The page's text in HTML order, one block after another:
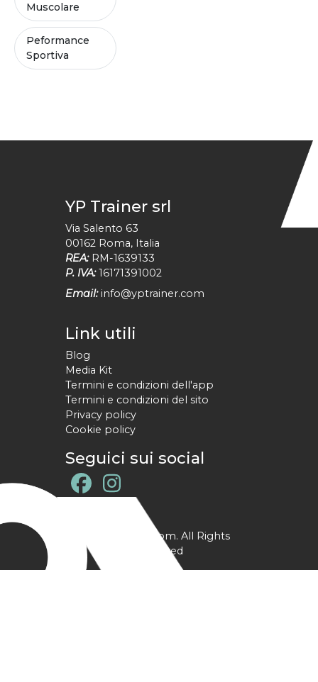
Muscolare
Peformance
Sportiva
YP Trainer srl
Via Salento 63
00162 Roma, Italia
REA: RM-1639133
P. IVA: 16171391002
Email: info@yptrainer.com
Link utili
Blog
Media Kit
Termini e condizioni dell'app
Termini e condizioni del sito
Privacy policy
Cookie policy
Seguici sui social
@ YPtrainer.com. All Rights
Reserved